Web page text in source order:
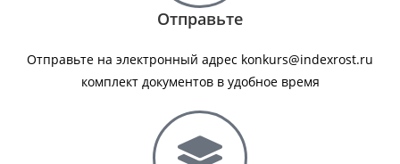
Отправьте
Отправьте на электронный адрес konkurs@indexrost.ru
комплект документов в удобное время